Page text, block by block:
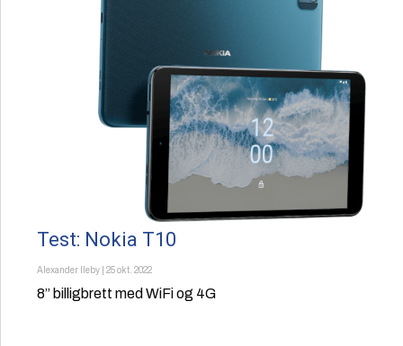
Test: Nokia T10
Alexander Ileby 25 okt. 2022
8” billigbrett med WiFi og 4G